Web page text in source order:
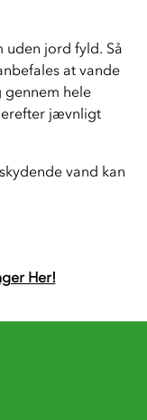
uden jord fyld. Så
at vande
hele
jævnligt
vand kan
Her!